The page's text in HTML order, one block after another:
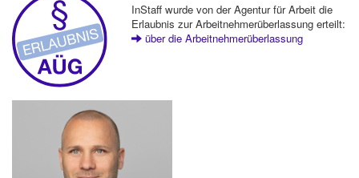
InStaff wurde von der Agentur für Arbeit die
Erlaubnis zur Arbeitnehmerüberlassung erteilt:
über die Arbeitnehmerüberlassung